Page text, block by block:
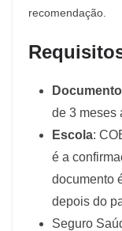
recomendação.
de 3 meses
Escola:
é a
documento
depois do
Seguro